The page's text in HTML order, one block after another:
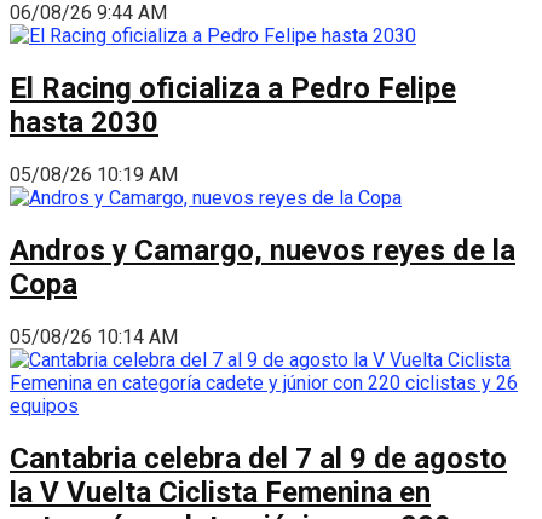
06/08/26 9:44 AM
El Racing oficializa a Pedro Felipe
hasta 2030
05/08/26 10:19 AM
Andros y Camargo, nuevos reyes de la
Copa
05/08/26 10:14 AM
Cantabria celebra del 7 al 9 de agosto
la V Vuelta Ciclista Femenina en